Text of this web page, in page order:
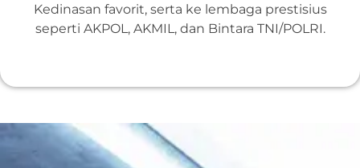
Kedinasan favorit, serta ke lembaga prestisius
seperti AKPOL, AKMIL, dan Bintara TNI/POLRI.